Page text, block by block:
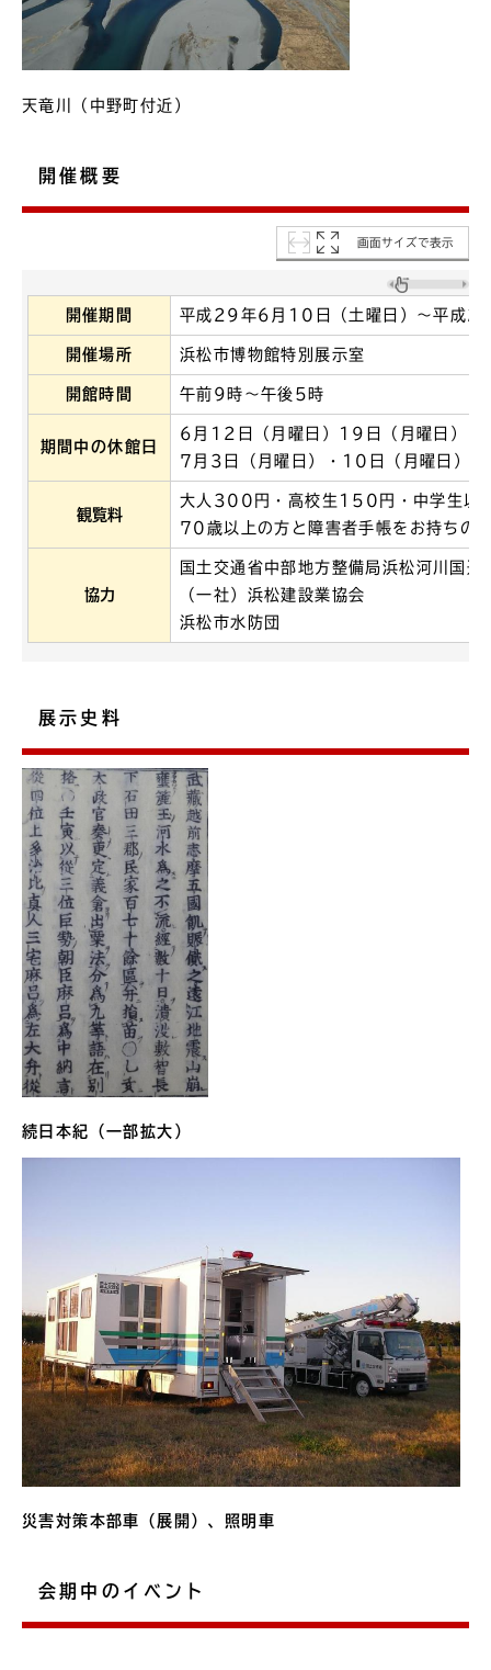
天竜川（中野町付近）
開催概要
画面サイズで表示
開催期間 平成29年6月10日（土曜日）～平成
開催場所 浜松市博物館特別展示室
開館時間 午前9時～午後5時
期間中の休館日
6月12日（月曜日）19日（月曜日）・
7月3日（月曜日）・10日（月曜日）
観覧料
大人300円・高校生150円・中学生以
70歳以上の方と障害者手帳をお持ちの
協力
国土交通省中部地方整備局浜松河川国道
（一社）浜松建設業協会
浜松市水防団
展示史料
続日本紀（一部拡大）
災害対策本部車（展開）、照明車
会期中のイベント